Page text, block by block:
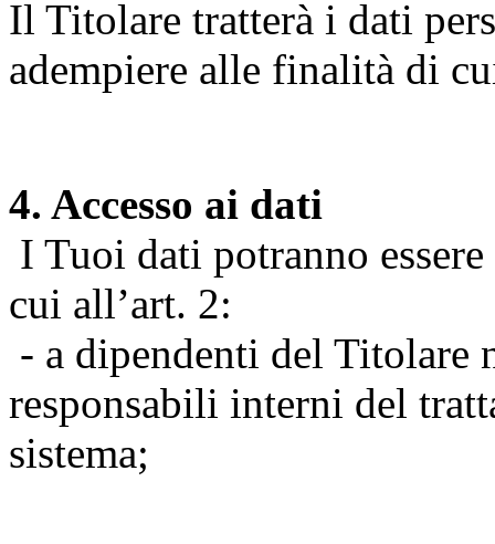
Il Titolare tratterà i dati
adempiere alle finalità di
4. Accesso ai dati
I Tuoi dati potranno
cui all’art. 2:
- a dipendenti del Titolare
responsabili interni del
sistema;